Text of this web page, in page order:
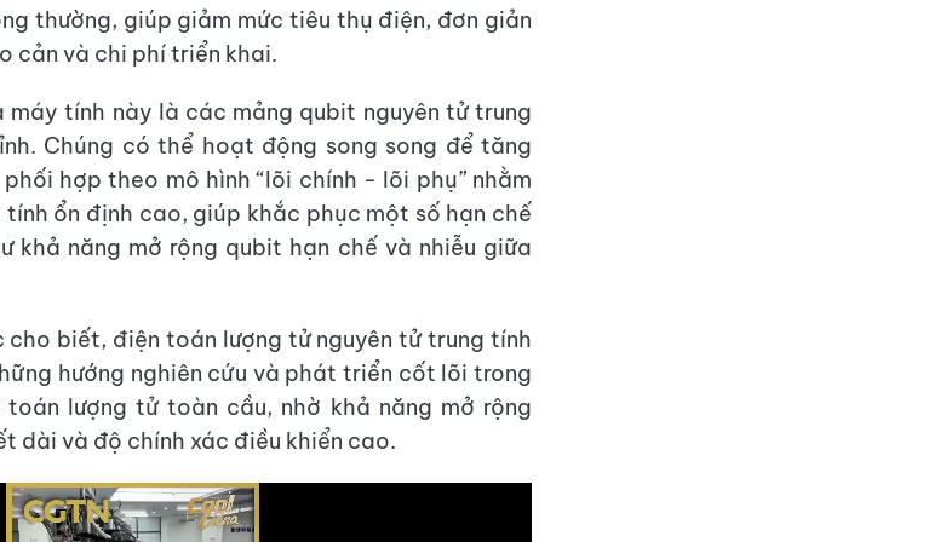
thường, giúp giảm mức tiêu thụ điện, đơn giản
cản và chi phí triển khai.
tính này là các mảng qubit nguyên tử trung
Chúng có thể hoạt động song song để tăng
hợp theo mô hình “lõi chính - lõi phụ” nhằm
ổn định cao, giúp khắc phục một số hạn chế
khả năng mở rộng qubit hạn chế và nhiễu giữa
cho biết, điện toán lượng tử nguyên tử trung tính
hướng nghiên cứu và phát triển cốt lõi trong
lượng tử toàn cầu, nhờ khả năng mở rộng
dài và độ chính xác điều khiển cao.